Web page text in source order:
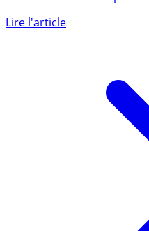
la BCE donne une